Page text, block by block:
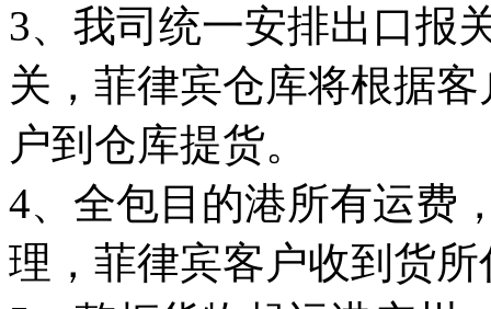
3、我司统一安排出口报
关，菲律宾仓库将根据
户到仓库提货。
4、全包目的港所有运费
理，菲律宾客户收到货